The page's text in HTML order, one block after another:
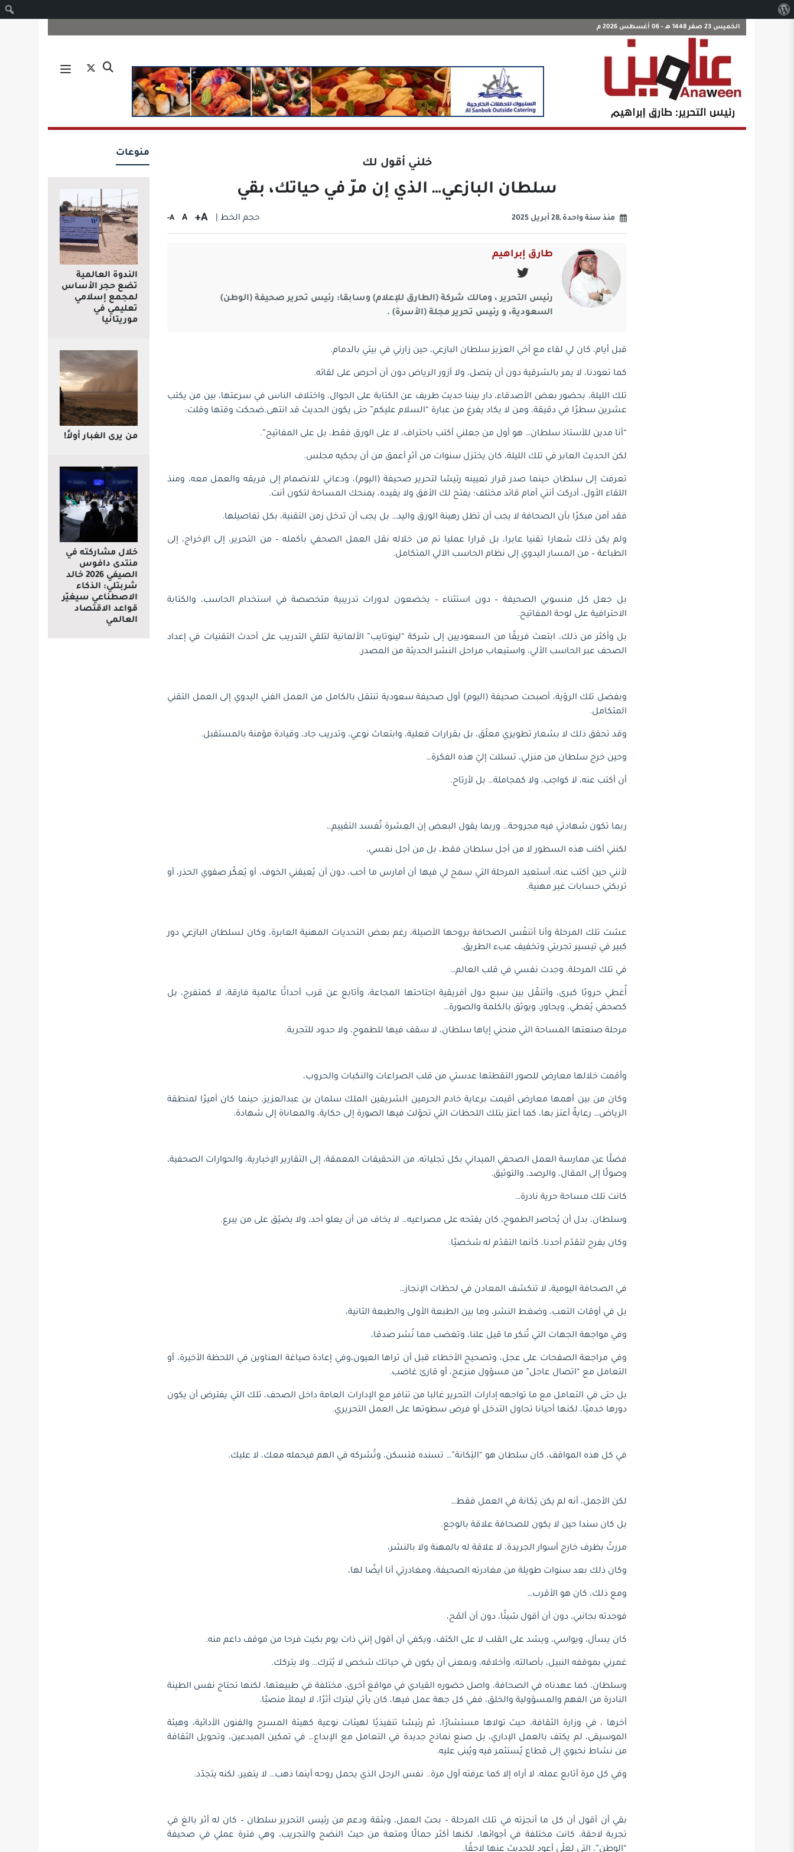
الخميس 23 صفر 1448 هـ - 06 أغسطس 2026 م
خلني أقول لك
سلطان البازعي… الذي إن مرّ في حياتك، بقي
منذ سنة واحدة ,28 أبريل 2025 حجم الخط | A+
A
A-
طارق إبراهيم
رئيس التحرير ، ومالك شركة (الطارق للإعلام) وسابقا: رئيس تحرير صحيفة (الوطن)
السعودية، و رئيس تحرير مجلة (الأسرة) .
قبل أيام، كان لي لقاء مع أخي العزيز سلطان البازعي، حين زارني في بيتي بالدمام.
كما تعودنا، لا يمر بالشرقية دون أن يتصل، ولا أزور الرياض دون أن أحرص على لقائه.
تلك الليلة، بحضور بعض الأصدقاء، دار بيننا حديث طريف عن الكتابة على الجوال، واختلاف الناس في سرعتها، بين من يكتب
عشرين سطرًا في دقيقة، ومن لا يكاد يفرغ من عبارة “السلام عليكم” حتى يكون الحديث قد انتهى.ضحكت وقتها وقلت:
“أنا مدين للأستاذ سلطان… هو أول من جعلني أكتب باحتراف، لا على الورق فقط، بل على المفاتيح”.
لكن الحديث العابر في تلك الليلة، كان يختزل سنوات من أثرٍ أعمق من أن يحكيه مجلس.
تعرفت إلى سلطان حينما صدر قرار تعيينه رئيسًا لتحرير صحيفة (اليوم)، ودعاني للانضمام إلى فريقه والعمل معه، ومنذ
اللقاء الأول، أدركت أنني أمام قائد مختلف؛ يفتح لك الأفق ولا يقيده، يمنحك المساحة لتكون أنت.
فقد آمن مبكرًا بأن الصحافة لا يجب أن تظل رهينة الورق واليد… بل يجب أن تدخل زمن التقنية، بكل تفاصيلها.
ولم يكن ذلك شعارا تقنيا عابرا، بل قرارا عمليا تم من خلاله نقل العمل الصحفي بأكمله – من التحرير، إلى الإخراج، إلى
الطباعة – من المسار اليدوي إلى نظام الحاسب الآلي المتكامل.
بل جعل كل منسوبي الصحيفة – دون استثناء – يخضعون لدورات تدريبية متخصصة في استخدام الحاسب، والكتابة
الاحترافية على لوحة المفاتيح.
بل وأكثر من ذلك، ابتعث فريقًا من السعوديين إلى شركة “لينوتايب” الألمانية لتلقي التدريب على أحدث التقنيات في إعداد
الصحف عبر الحاسب الألي، واستيعاب مراحل النشر الحديثة من المصدر.
وبفضل تلك الرؤية، أصبحت صحيفة (اليوم) أول صحيفة سعودية تنتقل بالكامل من العمل الفني اليدوي إلى العمل التقني
المتكامل.
وقد تحقق ذلك لا بشعار تطويري معلّق، بل بقرارات فعلية، وابتعاث نوعي، وتدريب جاد، وقيادة مؤمنة بالمستقبل.
وحين خرج سلطان من منزلي، تسللت إليّ هذه الفكرة…
أن أكتب عنه، لا كواجب، ولا كمجاملة… بل لأرتاح.
ربما تكون شهادتي فيه مجروحة… وربما يقول البعض إن العِشرة تُفسد التقييم…
لكنني أكتب هذه السطور لا من أجل سلطان فقط، بل من أجل نفسي،
لأنني حين أكتب عنه، أستعيد المرحلة التي سمح لي فيها أن أمارس ما أحب، دون أن يُعيقني الخوف، أو يُعكّر صفوي الحذر، أو
تربكني حسابات غير مهنية.
عشت تلك المرحلة وأنا أتنفّس الصحافة بروحها الأصيلة، رغم بعض التحديات المهنية العابرة، وكان لسلطان البازعي دور
كبير في تيسير تجربتي وتخفيف عبء الطريق.
في تلك المرحلة، وجدت نفسي في قلب العالم…
أُغطي حروبًا كبرى، وأتنقّل بين سبع دول أفريقية اجتاحتها المجاعة، وأتابع عن قرب أحداثًا عالمية فارقة، لا كمتفرج، بل
كصحفي يُغطي، ويحاور، ويوثق بالكلمة والصورة…
مرحلة صنعتها المساحة التي منحني إياها سلطان، لا سقف فيها للطموح، ولا حدود للتجربة.
وأقمت خلالها معارض للصور التقطتها عدستي من قلب الصراعات والنكبات والحروب،
وكان من بين أهمها معارض أقيمت برعاية خادم الحرمين الشريفين الملك سلمان بن عبدالعزيز، حينما كان أميرًا لمنطقة
الرياض… رعايةٌ أعتز بها، كما أعتز بتلك اللحظات التي تحوّلت فيها الصورة إلى حكاية، والمعاناة إلى شهادة.
فضلًا عن ممارسة العمل الصحفي الميداني بكل تجلياته، من التحقيقات المعمقة، إلى التقارير الإخبارية، والحوارات الصحفية،
وصولًا إلى المقال، والرصد، والتوثيق.
كانت تلك مساحة حرية نادرة…
وسلطان، بدل أن يُحاصر الطموح، كان يفتحه على مصراعيه… لا يخاف من أن يعلو أحد، ولا يضيّق على من يبرع.
وكان يفرح لتقدّم أحدنا، كأنما التقدّم له شخصيًا.
في الصحافة اليومية، لا تنكشف المعادن في لحظات الإنجاز…
بل في أوقات التعب، وضغط النشر، وما بين الطبعة الأولى والطبعة الثانية،
وفي مواجهة الجهات التي تُنكر ما قيل علنا، وتغضب مما نُشر صدقا،
وفي مراجعة الصفحات على عجل، وتصحيح الأخطاء قبل أن تراها العيون،وفي إعادة صياغة العناوين في اللحظة الأخيرة، أو
التعامل مع “اتصال عاجل” من مسؤول منزعج، أو قارئ غاضب.
بل حتى في التعامل مع ما تواجهه إدارات التحرير غالبا من تنافر مع الإدارات العامة داخل الصحف، تلك التي يفترض أن يكون
دورها خدميًا، لكنها أحيانا تحاول التدخل أو فرض سطوتها على العمل التحريري.
في كل هذه المواقف، كان سلطان هو “التِكانة”… تسنده فتسكن، وتُشركه في الهم فيحمله معك، لا عليك.
لكن الأجمل، أنه لم يكن تِكانة في العمل فقط…
بل كان سندا حين لا يكون للصحافة علاقة بالوجع.
مررتُ بظرف خارج أسوار الجريدة، لا علاقة له بالمهنة ولا بالنشر،
وكان ذلك بعد سنوات طويلة من مغادرته الصحيفة، ومغادرتي أنا أيضًا لها،
ومع ذلك، كان هو الأقرب…
فوجدته بجانبي، دون أن أقول شيئًا، دون أن ألمّح،
كان يسأل، ويواسي، ويشد على القلب لا على الكتف، ويكفي أن أقول إنني ذات يوم بكيت فرحا من موقف داعم منه.
غمرني بموقفه النبيل، بأصالته، وأخلاقه، وبمعنى أن يكون في حياتك شخص لا يُترك… ولا يتركك.
وسلطان، كما عهدناه في الصحافة، واصل حضوره القيادي في مواقع أخرى، مختلفة في طبيعتها، لكنها تحتاج نفس الطينة
النادرة من الفهم والمسؤولية والخلق، ففي كل جهة عمل فيها، كان يأتي ليترك أثرًا، لا ليملأ منصبًا.
آخرها ، في وزارة الثقافة، حيث تولاها مستشارًا، ثم رئيسًا تنفيذيًا لهيئات نوعية كهيئة المسرح والفنون الأدائية، وهيئة
الموسيقى، لم يكتف بالعمل الإداري، بل صنع نماذج جديدة في التعامل مع الإبداع… في تمكين المبدعين، وتحويل الثقافة
من نشاط نخبوي إلى قطاع يُستثمر فيه ويُبنى عليه.
وفي كل مرة أتابع عمله، لا أراه إلا كما عرفته أول مرة.. نفس الرجل الذي يحمل روحه أينما ذهب… لا يتغير، لكنه يتجدّد.
بقي أن أقول أن كل ما أنجزته في تلك المرحلة – بحبّ العمل، وبثقة ودعم من رئيس التحرير سلطان – كان له أثر بالغ في
تجربة لاحقة، كانت مختلفة في أجوائها، لكنها أكثر جمالًا ومتعة من حيث النضج والتجريب، وهي فترة عملي في صحيفة
“الوطن”، التي لعلّي أعود للحديث عنها لاحقًا.
منوعات
الندوة العالمية
تضع حجر الأساس
لمجمع إسلامي
تعليمي في
موريتانيا
من يرى الغبار أولاً!
خلال مشاركته في
منتدى دافوس
الصيفي 2026 خالد
شربتلي: الذكاء
الاصطناعي سيغيّر
قواعد الاقتصاد
العالمي